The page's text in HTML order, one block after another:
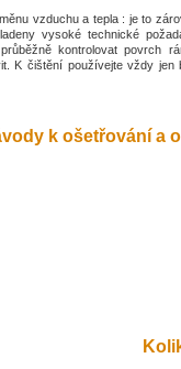
vzduchu a tepla : je to
vysoké technické
kontrolovat povrch
K čištění používejte vždy jen
k ošetřování a